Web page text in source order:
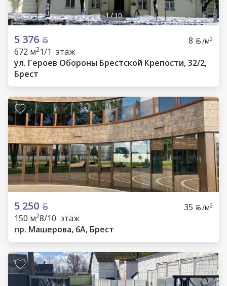
1/10
5 376 8 /м2
672 м21/1 этаж
ул. Героев Обороны Брестской Крепости, 32/2,
Брест
5 250 35 /м2
150 м28/10 этаж
пр. Машерова, 6А, Брест